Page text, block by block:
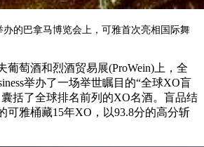
办的巴拿马博览会上，可雅首次亮相国际舞
葡萄酒和烈酒贸易展(ProWein)上，全
举办了一场举世瞩目的“全球XO盲
括了全球排名前列的XO名酒。盲品结
雅桶藏15年XO，以93.8分的高分斩